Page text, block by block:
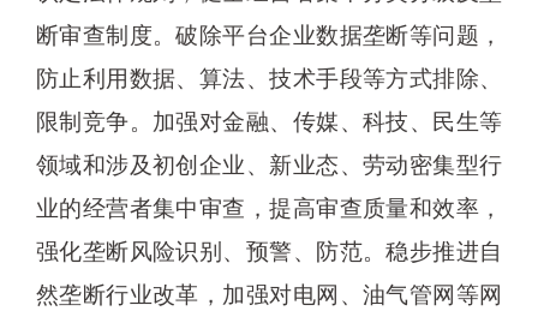
断审查制度。破除平台企业数据垄断等问题，
防止利用数据、算法、技术手段等方式排除、
限制竞争。加强对金融、传媒、科技、民生等
领域和涉及初创企业、新业态、劳动密集型行
业的经营者集中审查，提高审查质量和效率，
强化垄断风险识别、预警、防范。稳步推进自
然垄断行业改革，加强对电网、油气管网等网